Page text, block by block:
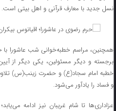
نسل جدید با معارف قرآنی و اهل بیتی است.
همچنین، مراسم خطبه‌خوانی شب عاشورا
برجسته و دیگر مسئولین، یکی دیگر از
خطبه امام سجاد(ع) و حضرت زینب(س) تلاوت
و فساد را یادآور می‌شود.
عزاداری‌ها تا شام غریبان نیز ادامه